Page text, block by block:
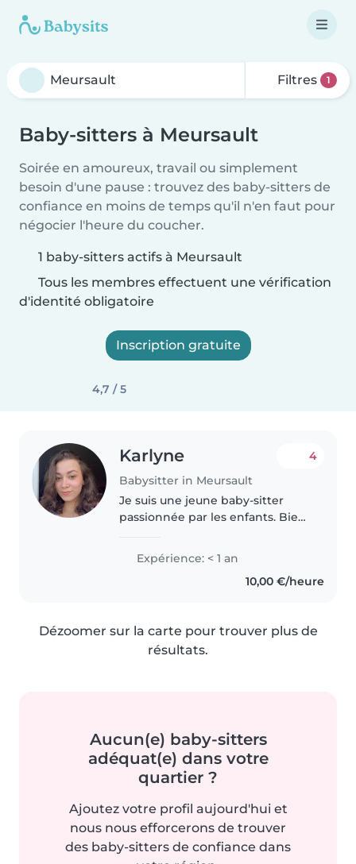
Filtres 1
Baby-sitters à Meursault
Soirée en amoureux, travail ou simplement
besoin d'une pause : trouvez des baby-sitters de
confiance en moins de temps qu'il n'en faut pour
négocier l'heure du coucher.
1 baby-sitters actifs à Meursault
Tous les membres effectuent une vérification
d'identité obligatoire
Inscription gratuite
4,7 / 5
Karlyne
Babysitter in Meursault
4
Je suis une jeune baby-sitter
passionnée par les enfants. Bien
d'expérience professionnelle, j'ai
beaucoup d'enthousiasme et de
patience pour m'occuper de vos..
Expérience: < 1 an
10,00 €/heure
Dézoomer sur la carte pour trouver plus de
résultats.
Aucun(e) baby-sitters
adéquat(e) dans votre
quartier ?
Ajoutez votre profil aujourd'hui et
nous nous efforcerons de trouver
des baby-sitters de confiance dans